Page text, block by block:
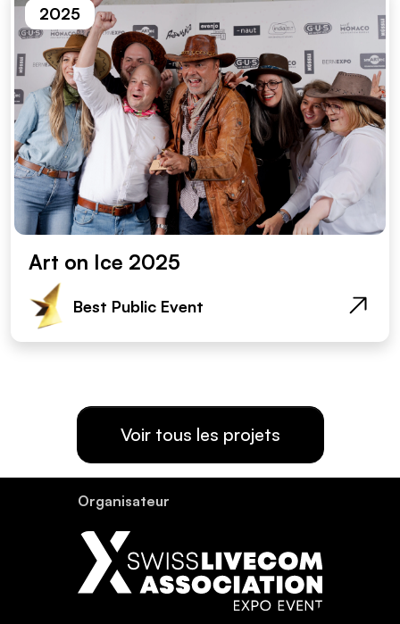
2025
Art on Ice 2025
Best Public Event
Voir tous les projets
Organisateur